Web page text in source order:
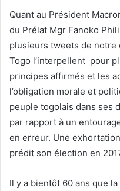
Quant au Président
du Prélat Mgr Fanoko
plusieurs tweets de notre
Togo l’interpellent pour
principes affirmés et les
l’obligation morale et
peuple togolais dans ses
par rapport à un
en erreur. Une
prédit son élection en
Il y a bientôt 60 ans que